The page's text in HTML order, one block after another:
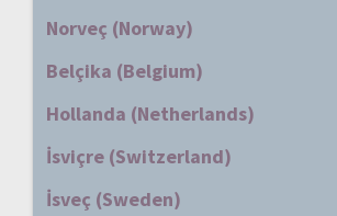
Norveç (Norway)
Belçika (Belgium)
Hollanda (Netherlands)
İsviçre (Switzerland)
İsveç (Sweden)